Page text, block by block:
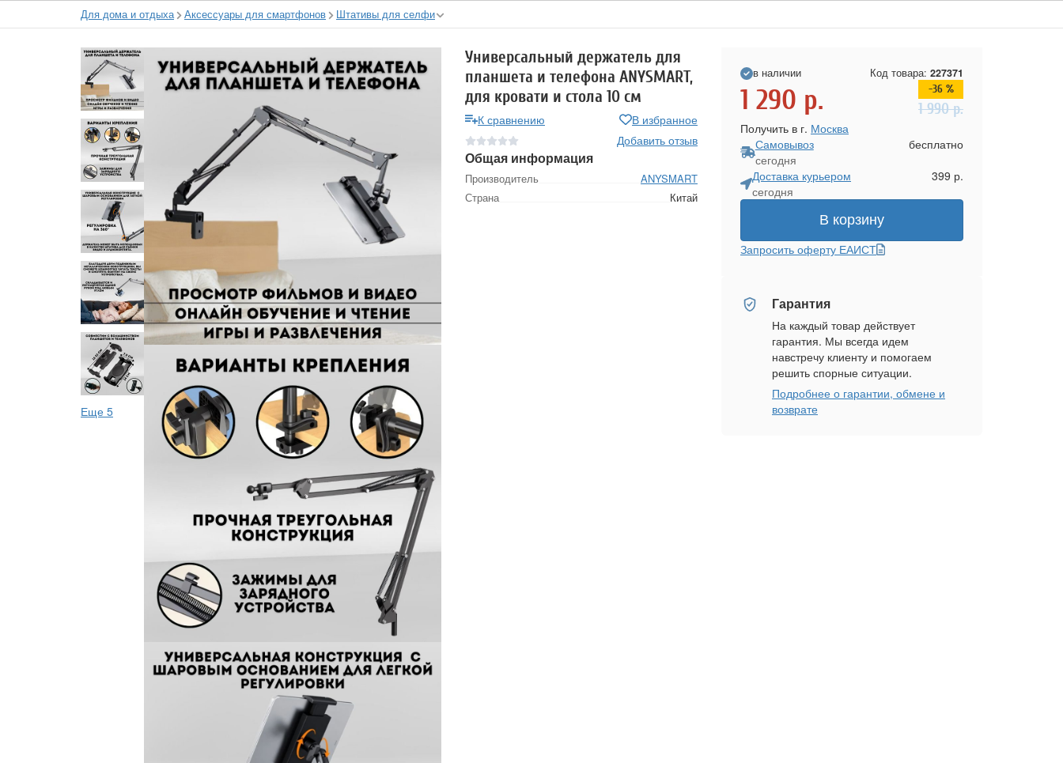
Для дома и отдыха Аксессуары для смартфонов Штативы для селфи
Еще 5
Универсальный держатель для
планшета и телефона ANYSMART,
для кровати и стола 10 см
К сравнению
В избранное
Добавить отзыв
Общая информация
Производитель
ANYSMART
Страна
Китай
в наличии Код товара: 227371
1 290 р. -36 %
1 990р.
Получить в г. Москва
Самовывоз
сегодня
бесплатно
Доставка курьером
сегодня
399 р.
В корзину
Запросить оферту ЕАИСТ
Гарантия
На каждый товар действует
гарантия. Мы всегда идем
навстречу клиенту и помогаем
решить спорные ситуации.
Подробнее о гарантии, обмене и
возврате